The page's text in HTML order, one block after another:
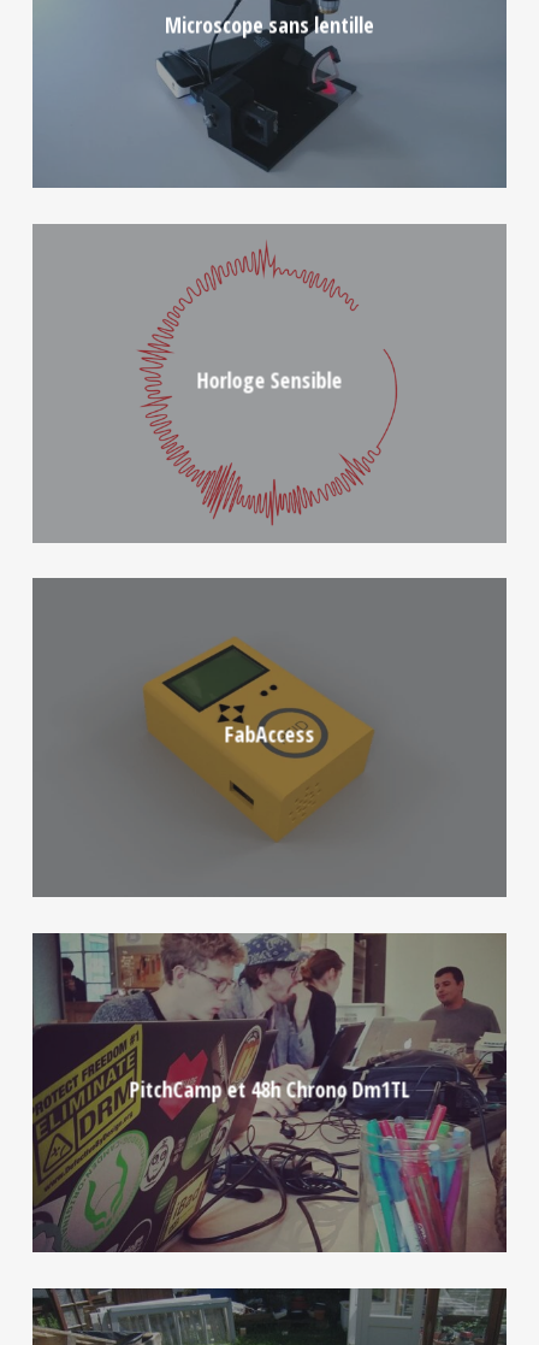
Microscope sans lentille
Horloge Sensible
FabAccess
PitchCamp et 48h Chrono Dm1TL